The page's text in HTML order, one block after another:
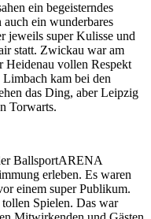
ein begeisterndes
ein wunderbares
jeweils super Kulisse und
statt. Zwickau war am
Heidenau vollen Respekt
kam bei den
das Ding, aber Leipzig
Torwarts.
BallsportARENA
erleben. Es waren
einem super Publikum.
Spielen. Das war